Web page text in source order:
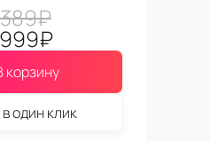
₽
₽
корзину
один клик